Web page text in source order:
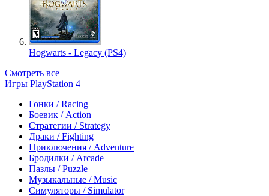
Hogwarts - Legacy (PS4)
Смотреть все
Игры PlayStation 4
Гонки / Racing
Боевик / Action
Стратегии / Strategy
Драки / Fighting
Приключения / Adventure
Бродилки / Arcade
Пазлы / Puzzle
Музыкальные / Music
Симуляторы / Simulator